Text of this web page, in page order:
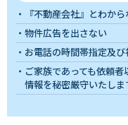
『不動産会社』とわか
物件広告を出さない
お電話の時間帯指定及
ご家族であっても依頼者
情報を秘密厳守いたしま